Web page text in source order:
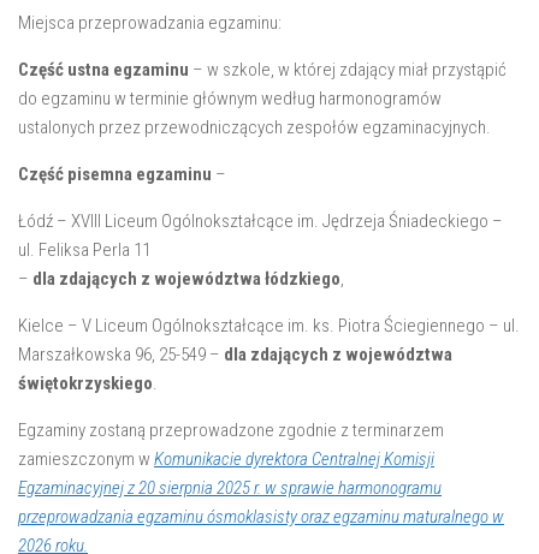
Miejsca przeprowadzania egzaminu:
Część ustna egzaminu – w szkole, w której zdający miał przystąpić
do egzaminu w terminie głównym według harmonogramów
ustalonych przez przewodniczących zespołów egzaminacyjnych.
Część pisemna egzaminu –
Łódź – XVIII Liceum Ogólnokształcące im. Jędrzeja Śniadeckiego –
ul. Feliksa Perla 11
– dla zdających z województwa łódzkiego,
Kielce – V Liceum Ogólnokształcące im. ks. Piotra Ściegiennego – ul.
Marszałkowska 96, 25-549 – dla zdających z województwa
świętokrzyskiego.
Egzaminy zostaną przeprowadzone zgodnie z terminarzem
zamieszczonym w Komunikacie dyrektora Centralnej Komisji
Egzaminacyjnej z 20 sierpnia 2025 r. w sprawie harmonogramu
przeprowadzania egzaminu ósmoklasisty oraz egzaminu maturalnego w
2026 roku.